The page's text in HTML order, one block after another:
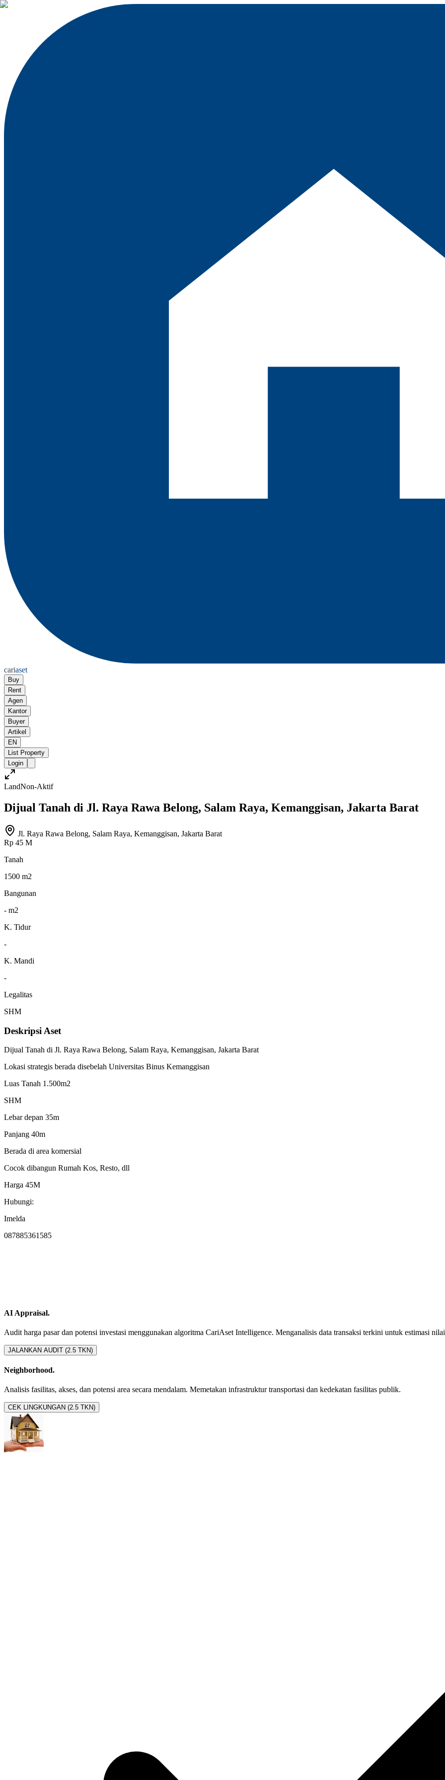
cariaset
Buy
Rent
Agen
Kantor
Buyer
Artikel
EN
List Property
Login
LandNon-Aktif
Dijual Tanah di Jl. Raya Rawa Belong, Salam Raya, Kemanggisan, Jakarta Barat
Jl. Raya Rawa Belong, Salam Raya, Kemanggisan, Jakarta Barat
Rp 45 M
Tanah
1500 m2
Bangunan
- m2
K. Tidur
-
K. Mandi
-
Legalitas
SHM
Deskripsi Aset
Dijual Tanah di Jl. Raya Rawa Belong, Salam Raya, Kemanggisan, Jakarta Barat
Lokasi strategis berada disebelah Universitas Binus Kemanggisan
Luas Tanah 1.500m2
SHM
Lebar depan 35m
Panjang 40m
Berada di area komersial
Cocok dibangun Rumah Kos, Resto, dll
Harga 45M
Hubungi:
Imelda
087885361585
AI Appraisal.
Audit harga pasar dan potensi investasi menggunakan algoritma CariAset Intelligence. Menganalisis data transaksi terkini untuk estimasi
JALANKAN AUDIT (2.5 TKN)
Neighborhood.
Analisis fasilitas, akses, dan potensi area secara mendalam. Memetakan infrastruktur transportasi dan kedekatan fasilitas publik.
CEK LINGKUNGAN (2.5 TKN)